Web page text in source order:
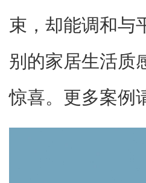
束，却能调和与
别的家居生活质
惊喜。更多案例